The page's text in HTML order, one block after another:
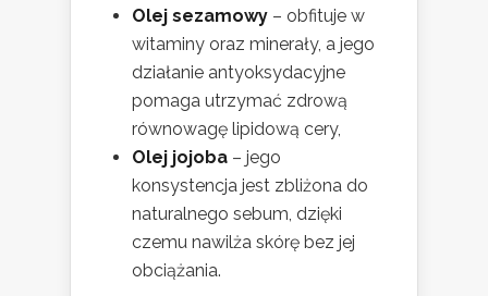
Olej sezamowy – obfituje w
witaminy oraz minerały, a jego
działanie antyoksydacyjne
pomaga utrzymać zdrową
równowagę lipidową cery,
Olej jojoba – jego
konsystencja jest zbliżona do
naturalnego sebum, dzięki
czemu nawilża skórę bez jej
obciążania.